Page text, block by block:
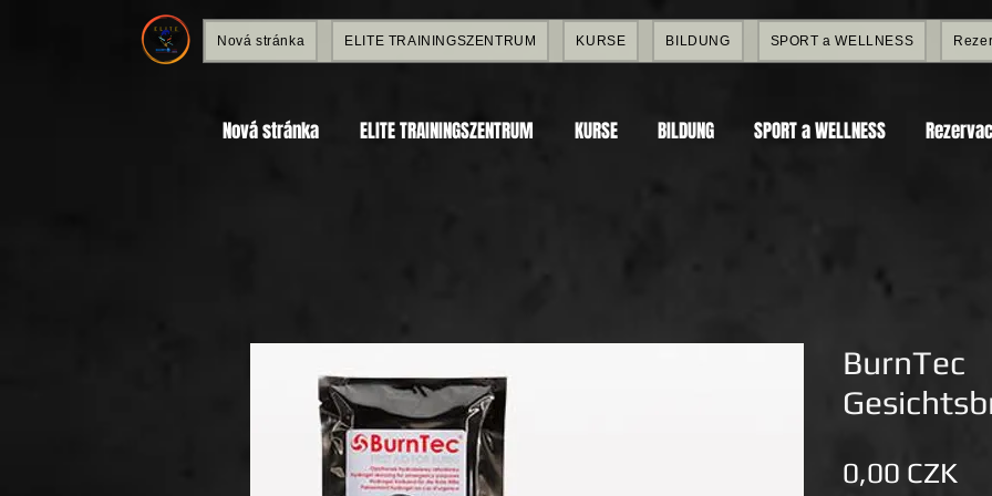
Nová stránka ELITE TRAININGSZENTRUM KURSE BILDUNG SPORT a WELLNESS
Nová stránka ELITE TRAININGSZENTRUM KURSE BILDUNG SPORT a WELLNESS
BurnTec
0,00 CZK